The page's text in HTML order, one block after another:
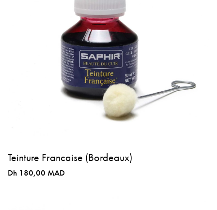
Teinture Francaise (Bordeaux)
Dh 180,00 MAD